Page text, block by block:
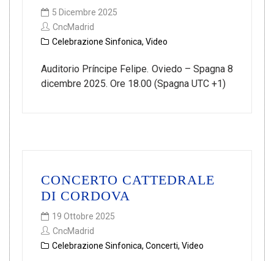
5 Dicembre 2025
CncMadrid
Celebrazione Sinfonica, Video
Auditorio Príncipe Felipe. Oviedo – Spagna 8
dicembre 2025. Ore 18.00 (Spagna UTC +1)
CONCERTO CATTEDRALE
DI CORDOVA
19 Ottobre 2025
CncMadrid
Celebrazione Sinfonica, Concerti, Video